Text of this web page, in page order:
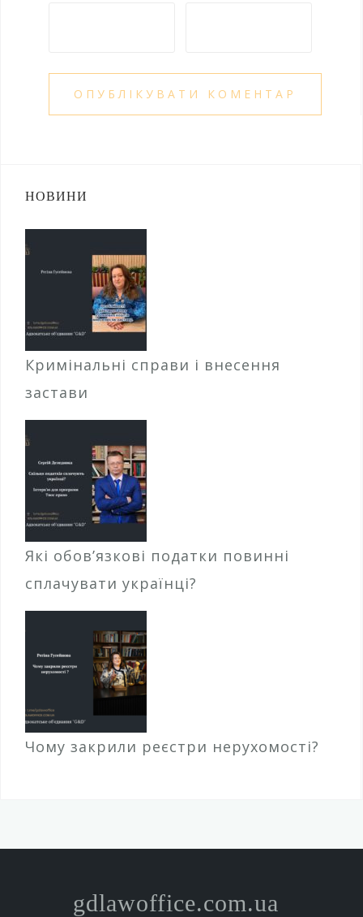
НОВИНИ
Кримінальні справи і внесення
застави
Які обов’язкові податки повинні
сплачувати українці?
Чому закрили реєстри нерухомості?
gdlawoffice.com.ua